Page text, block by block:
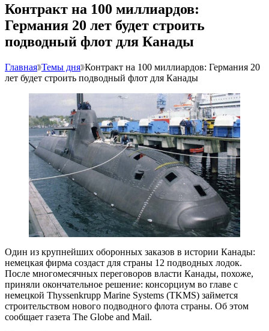
Контракт на 100 миллиардов:
Германия 20 лет будет строить
подводный флот для Канады
Главная Темы дня Контракт на 100 миллиардов: Германия 20
лет будет строить подводный флот для Канады
Один из крупнейших оборонных заказов в истории Канады:
немецкая фирма создаст для страны 12 подводных лодок.
После многомесячных переговоров власти Канады, похоже,
приняли окончательное решение: консорциум во главе с
немецкой Thyssenkrupp Marine Systems (TKMS) займется
строительством нового подводного флота страны. Об этом
сообщает газета The Globe and Mail.